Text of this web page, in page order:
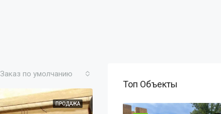
Заказ по умолчанию
ПРОДАЖА
Топ Объекты